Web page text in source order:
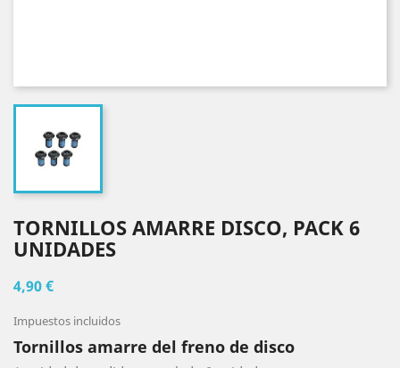
TORNILLOS AMARRE DISCO, PACK 6
UNIDADES
4,90 €
Impuestos incluidos
Tornillos amarre del freno de disco